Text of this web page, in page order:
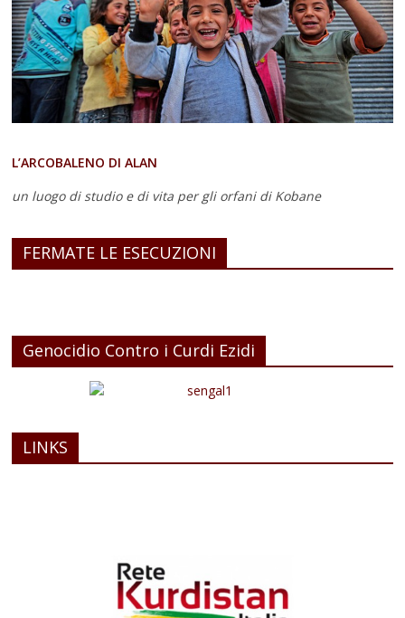
L’ARCOBALENO DI ALAN
un luogo di studio e di vita per gli orfani di Kobane
FERMATE LE ESECUZIONI
Genocidio Contro i Curdi Ezidi
LINKS